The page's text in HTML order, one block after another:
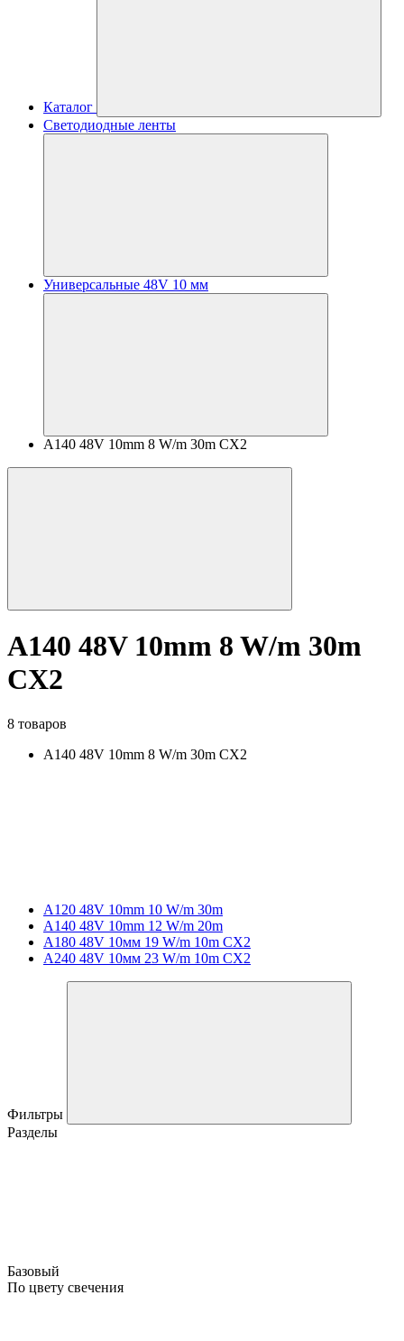
Каталог
Светодиодные ленты
Универсальные 48V 10 мм
A140 48V 10mm 8 W/m 30m CX2
A140 48V 10mm 8 W/m 30m
CX2
8 товаров
A140 48V 10mm 8 W/m 30m CX2
A120 48V 10mm 10 W/m 30m
A140 48V 10mm 12 W/m 20m
A180 48V 10мм 19 W/m 10m CX2
A240 48V 10мм 23 W/m 10m CX2
Фильтры
Разделы
Базовый
По цвету свечения